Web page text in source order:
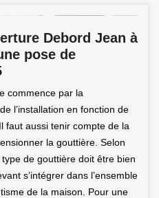
Debord Jean à
pose de
commence par la
l’installation en fonction de
faut aussi tenir compte de la
la gouttière. Selon
de gouttière doit être bien
s’intégrer dans l’ensemble
de la maison. Pour une